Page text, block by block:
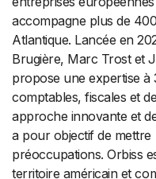
accompagne plus de
Atlantique. Lancée en
Brugière, Marc Trost et
propose une expertise à
comptables, fiscales et
approche innovante et
a pour objectif de
préoccupations. Orbiss
territoire américain et